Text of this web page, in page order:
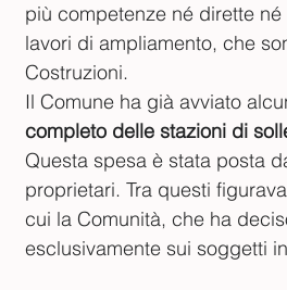
più competenze né dirette
lavori di ampliamento, che
Costruzioni.
Il Comune ha già avviato
completo delle stazioni di
Questa spesa è stata posta
proprietari. Tra questi
cui la Comunità, che ha
esclusivamente sui soggetti